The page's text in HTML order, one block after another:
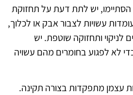
הסתיימו, יש לתת דעת על תחזוקת
עשויות לצבור אבק או לכלוך,
לניקוי ותחזוקה שוטפת. יש
לא לפגוע בחומרים מהם עשויה
עצמן מתפקדות בצורה תקינה.